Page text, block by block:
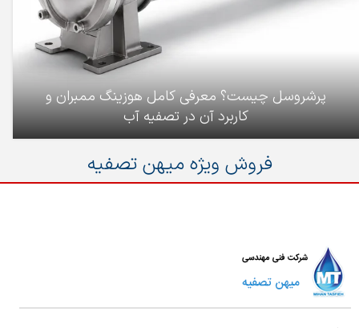
پرشروسل چیست؟ معرفی کامل هوزینگ ممبران و
کاربرد آن در تصفیه آب
فروش ویژه میهن تصفیه